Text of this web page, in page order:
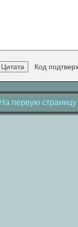
Код
На первую страницу